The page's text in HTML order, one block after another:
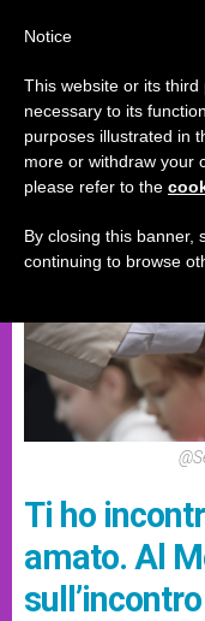
EVENTI SPECIALI
Ti ho
amato. Al
Notice
This website or its
necessary to its
purposes illustrated in
more or withdraw your
please refer to the
By closing this banner,
continuing to browse